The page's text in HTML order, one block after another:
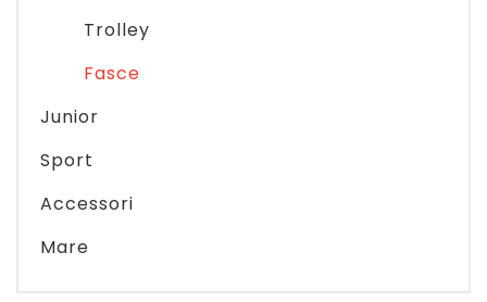
Trolley
Fasce
Junior
Sport
Accessori
Mare